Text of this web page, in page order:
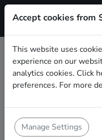
Book Classical
Pforzheim
Pforzheim to make
SofaConcerts youll find
Classical singers that
Accept cookies from
This website uses
experience on our
analytics cookies. Click
preferences. For more
Manage Settings